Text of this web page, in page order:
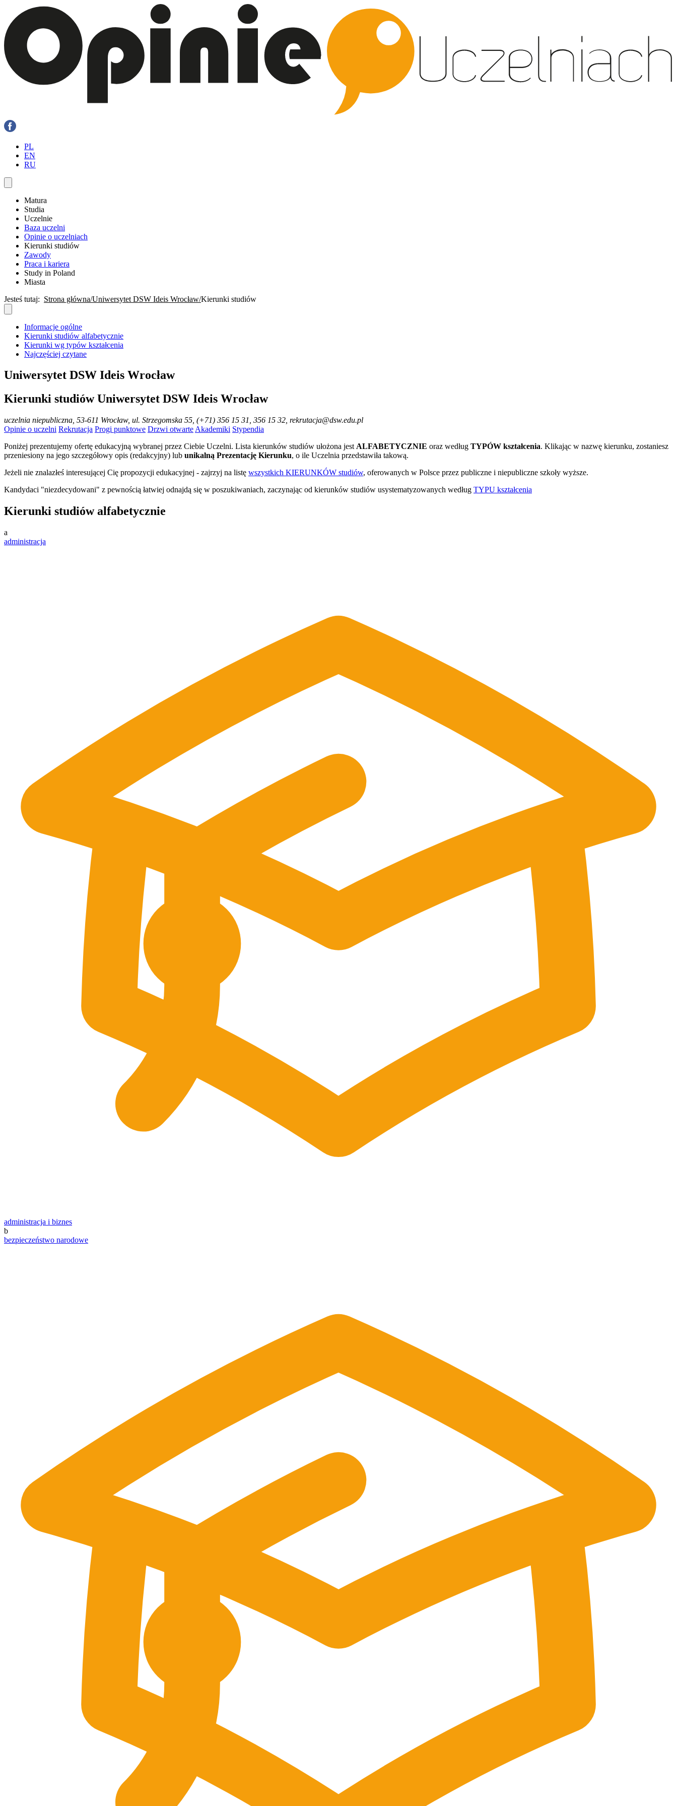
PL
EN
RU
Matura
Studia
Uczelnie
Baza uczelni
Opinie o uczelniach
Kierunki studiów
Zawody
Praca i kariera
Study in Poland
Miasta
Jesteś tutaj: Strona główna Uniwersytet DSW Ideis Wrocław​ Kierunki studiów
Informacje ogólne
Kierunki studiów alfabetycznie
Kierunki wg typów kształcenia
Najczęściej czytane
Uniwersytet DSW Ideis Wrocław​
Kierunki studiów Uniwersytet DSW Ideis Wrocław
uczelnia niepubliczna , 53-611 Wrocław, ul. Strzegomska 55, (+71) 356 15 31, 356 15 32, rekrutacja@dsw.edu.pl
Opinie o uczelni Rekrutacja Progi punktowe Drzwi otwarte Akademiki Stypendia
Poniżej prezentujemy ofertę edukacyjną wybranej przez Ciebie Uczelni. Lista kierunków studiów ułożona jest ALFABETYCZNIE oraz według TYPÓW kształcenia. Klikając w nazwę kierunku, zostaniesz
przeniesiony na jego szczegółowy opis (redakcyjny) lub unikalną Prezentację Kierunku, o ile Uczelnia przedstawiła takową.
Jeżeli nie znalazłeś interesującej Cię propozycji edukacyjnej - zajrzyj na listę wszystkich KIERUNKÓW studiów, oferowanych w Polsce przez publiczne i niepubliczne szkoły wyższe.
Kandydaci "niezdecydowani" z pewnością łatwiej odnajdą się w poszukiwaniach, zaczynając od kierunków studiów usystematyzowanych według TYPU kształcenia
Kierunki studiów alfabetycznie
a
administracja
administracja i biznes
b
bezpieczeństwo narodowe